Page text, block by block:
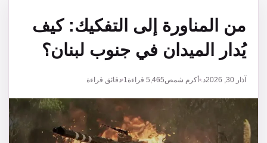
من المناورة إلى التفكيك: كيف
يُدار الميدان في جنوب لبنان؟
آذار 30, 2026 د. أكرم شمص5,465 قراءة1 دقائق قراءة